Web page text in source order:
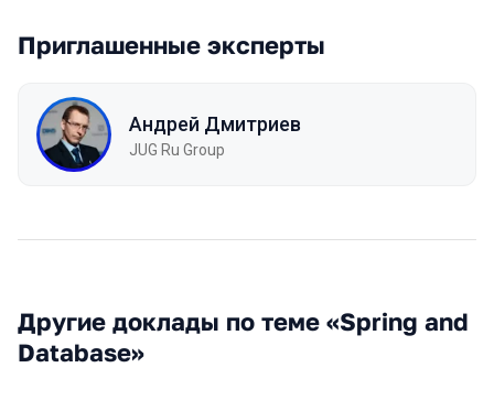
Приглашенные эксперты
Андрей Дмитриев
JUG Ru Group
Другие доклады по теме «Spring and
Database»